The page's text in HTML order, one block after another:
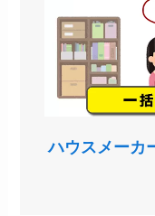
ハウスメーカ